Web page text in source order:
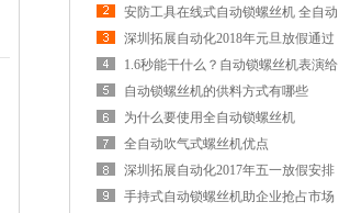
安防工具在线式自动锁螺丝机 全自动
螺丝拧紧机 三轴送上螺母设备
深圳拓展自动化2018年元旦放假通过
1.6秒能干什么？自动锁螺丝机表演给
你看
自动锁螺丝机的供料方式有哪些
为什么要使用全自动锁螺丝机
全自动吹气式螺丝机优点
深圳拓展自动化2017年五一放假安排
手持式自动锁螺丝机助企业抢占市场